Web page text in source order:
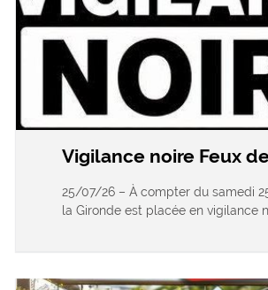
Vigilance noire Feux
25/07/26 – À compter du samedi
la Gironde est placée en vigilance